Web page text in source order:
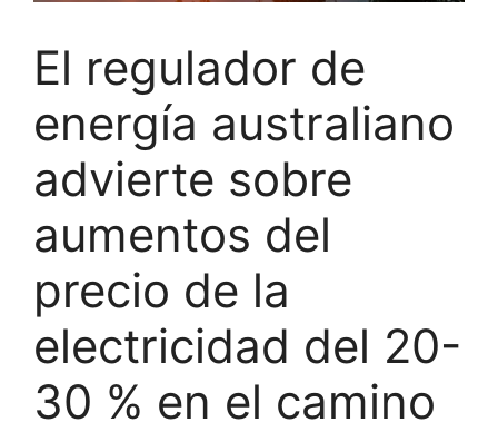
El regulador de
energía australiano
advierte sobre
aumentos del
precio de la
electricidad del 20-
30 % en el camino